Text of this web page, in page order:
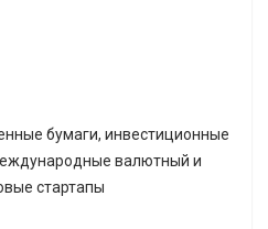
бумаги, инвестиционные
валютный и
стартапы